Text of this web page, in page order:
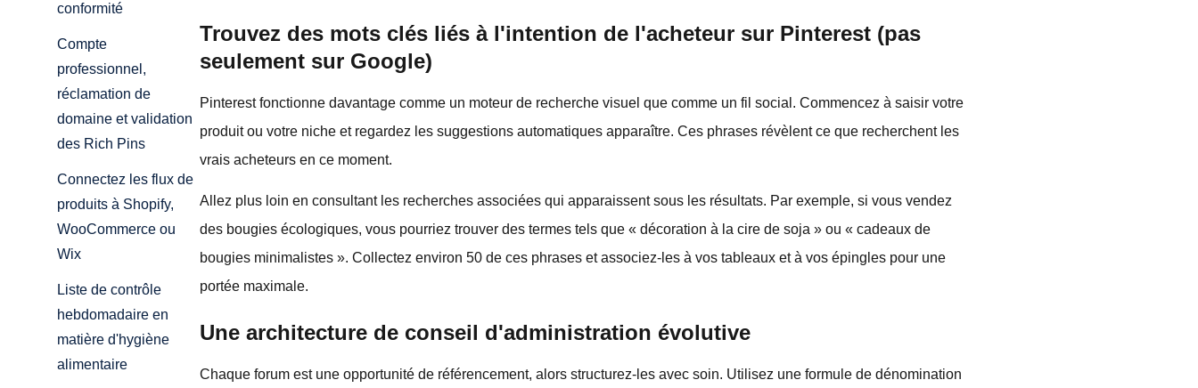
conformité
Compte
professionnel,
réclamation de
domaine et validation
des Rich Pins
Connectez les flux de
produits à Shopify,
WooCommerce ou
Wix
Liste de contrôle
hebdomadaire en
matière d'hygiène
alimentaire
Trouvez des mots clés liés à l'intention de l'acheteur sur Pinterest (pas
seulement sur Google)
Pinterest fonctionne davantage comme un moteur de recherche visuel que comme un fil social. Commencez à saisir votre
produit ou votre niche et regardez les suggestions automatiques apparaître. Ces phrases révèlent ce que recherchent les
vrais acheteurs en ce moment.
Allez plus loin en consultant les recherches associées qui apparaissent sous les résultats. Par exemple, si vous vendez
des bougies écologiques, vous pourriez trouver des termes tels que « décoration à la cire de soja » ou « cadeaux de
bougies minimalistes ». Collectez environ 50 de ces phrases et associez-les à vos tableaux et à vos épingles pour une
portée maximale.
Une architecture de conseil d'administration évolutive
Chaque forum est une opportunité de référencement, alors structurez-les avec soin. Utilisez une formule de dénomination